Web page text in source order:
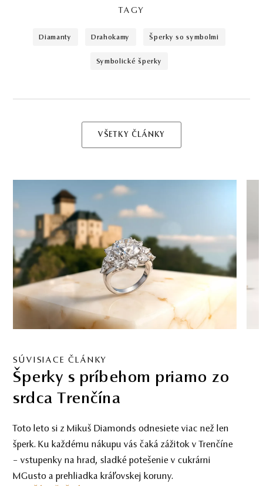
TAGY
diamanty drahokamy šperky so symbolmi
symbolické šperky
VŠETKY ČLÁNKY
SÚVISIACE ČLÁNKY
Investičné diamanty – realita
bez marketingových obalov
Odborný pohľad na investičné diamanty – bez
marketingových obalov. Ako rozpoznať reálnu
hodnotu, vyhnúť sa preplateniu a investovať s
rozumom.